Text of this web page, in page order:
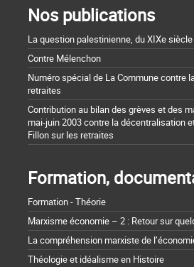
Nos publications
La question palestinienne, du XIXe
Contre Mélenchon
Numéro spécial de La Commune contre
retraites
Contribution au bilan des grèves et des
mai-juin 2003 contre la décentralisation
Fillon sur les retraites
Formation,
Formation - Théorie
Marxisme économie – 2 : Retour sur
La compréhension marxiste de
Théologie et idéalisme en Histoire